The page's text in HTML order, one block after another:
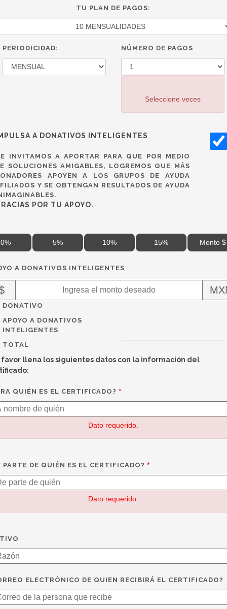
TU PLAN DE PAGOS:
PERIODICIDAD: NÚMERO DE PAGOS
Seleccione veces
A DONATIVOS INTELIGENTES
INVITAMOS A APORTAR PARA QUE POR MEDIO
SOLUCIONES AMIGABLES, LOGREMOS QUE MÁS
APOYEN A LOS GRUPOS DE AYUDA
Y SE OBTENGAN RESULTADOS DE AYUDA
POR TU APOYO.
0% 5% 10% 15% Monto $
A DONATIVOS INTELIGENTES
DONATIVO
APOYO A DONATIVOS
INTELIGENTES
TOTAL
favor llena los siguientes datos con la información del
QUIÉN ES EL CERTIFICADO? *
Dato requerido.
PARTE DE QUIÉN ES EL CERTIFICADO? *
Dato requerido.
ELECTRÓNICO DE QUIEN RECIBIRÁ EL CERTIFICADO?